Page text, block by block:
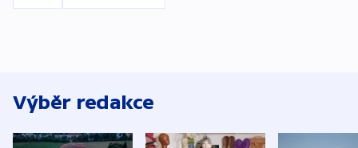
Výběr redakce